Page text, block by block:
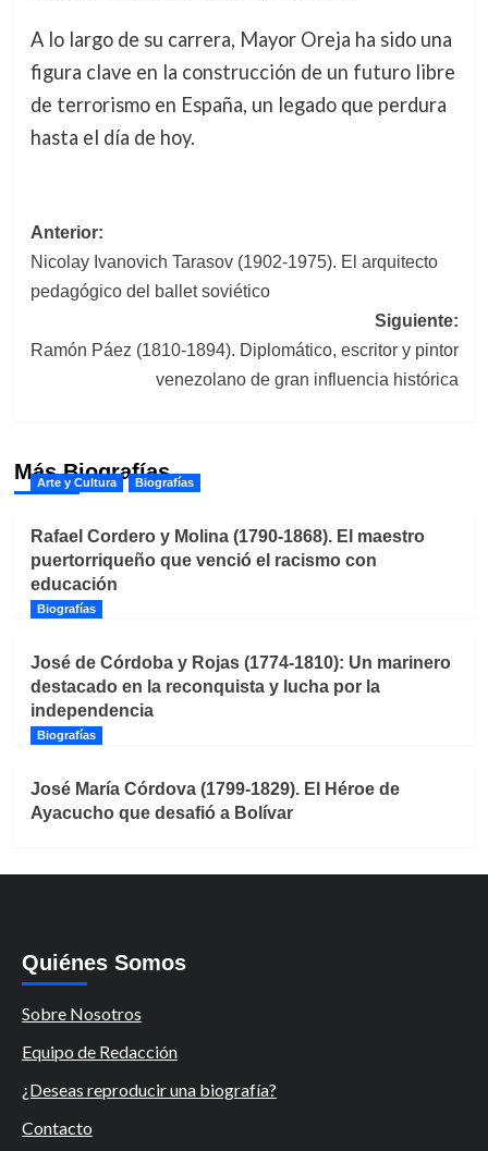
A lo largo de su carrera, Mayor Oreja ha sido una
figura clave en la construcción de un futuro libre
de terrorismo en España, un legado que perdura
hasta el día de hoy.
Navegación
de
entradas
Anterior:
Nicolay Ivanovich Tarasov (1902-1975). El arquitecto
pedagógico del ballet soviético
Siguiente:
Ramón Páez (1810-1894). Diplomático, escritor y pintor
venezolano de gran influencia histórica
Más Biografías
Arte y Cultura Biografías
Rafael Cordero y Molina (1790-1868). El maestro
puertorriqueño que venció el racismo con
educación
Biografías
José de Córdoba y Rojas (1774-1810): Un marinero
destacado en la reconquista y lucha por la
independencia
Biografías
José María Córdova (1799-1829). El Héroe de
Ayacucho que desafió a Bolívar
Quiénes Somos
Sobre Nosotros
Equipo de Redacción
¿Deseas reproducir una biografía?
Contacto